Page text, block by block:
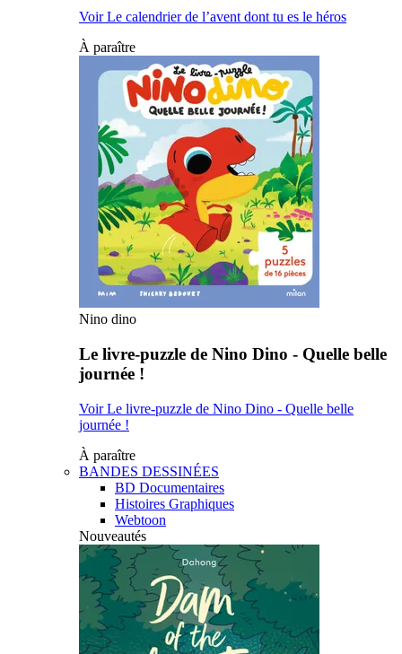
Voir Le calendrier de l’avent dont tu es le héros
À paraître
Nino dino
Le livre-puzzle de Nino Dino - Quelle belle
journée !
Voir Le livre-puzzle de Nino Dino - Quelle belle
journée !
À paraître
BANDES DESSINÉES
BD Documentaires
Histoires Graphiques
Webtoon
Nouveautés